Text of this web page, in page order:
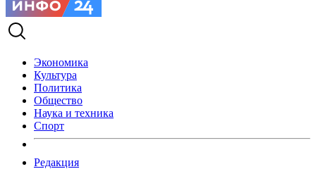
Экономика
Культура
Политика
Общество
Наука и техника
Спорт
Редакция